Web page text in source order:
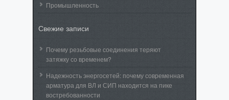
Промышленность
Свежие записи
Почему резьбовые соединения теряют
затяжку со временем?
Надежность энергосетей: почему современная
арматура для ВЛ и СИП находится на пике
востребованности